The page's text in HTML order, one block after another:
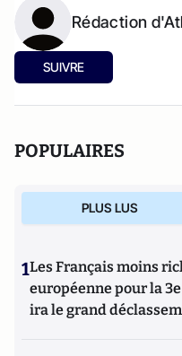
Rédaction
SUIVRE
POPULAIRES
PLUS LUS
1Les Français moins
européenne pour la
ira le grand